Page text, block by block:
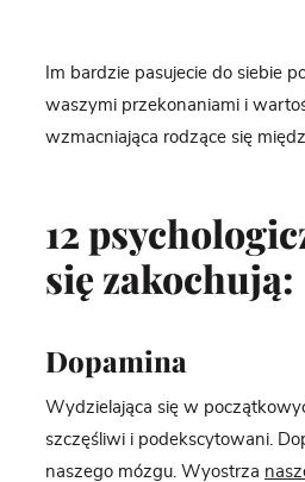
Im bardzie pasujecie do siebie
waszymi przekonaniami i
wzmacniająca rodzące się
12
się zakochują:
Dopamina
Wydzielająca się w
szczęśliwi i podekscytowani.
naszego mózgu. Wyostrza